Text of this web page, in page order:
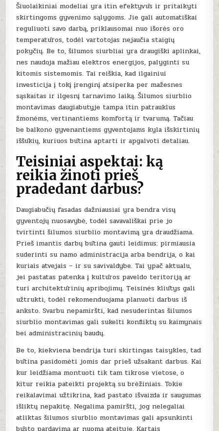
Šiuolaikiniai modeliai yra itin efektyvūs ir pritaikyti
skirtingoms gyvenimo sąlygoms. Jie gali automatiškai
reguliuoti savo darbą, priklausomai nuo išorės oro
temperatūros, todėl vartotojas nejaučia staigių
pokyčių. Be to, šilumos siurbliai yra draugiški aplinkai,
nes naudoja mažiau elektros energijos, palyginti su
kitomis sistemomis. Tai reiškia, kad ilgainiui
investicija į tokį įrenginį atsiperka per mažesnes
sąskaitas ir ilgesnį tarnavimo laiką. Šilumos siurblio
montavimas daugiabutyje tampa itin patrauklus
žmonėms, vertinantiems komfortą ir tvarumą. Tačiau
be balkono gyvenantiems gyventojams kyla išskirtinių
iššūkių, kuriuos būtina aptarti ir apgalvoti detaliau.
Teisiniai aspektai: ką
reikia žinoti prieš
pradedant darbus?
Daugiabučių fasadas dažniausiai yra bendra visų
gyventojų nuosavybė, todėl savavališkai prie jo
tvirtinti šilumos siurblio montavimą yra draudžiama.
Prieš imantis darbų būtina gauti leidimus: pirmiausia
suderinti su namo administracija arba bendrija, o kai
kuriais atvejais – ir su savivaldybe. Tai ypač aktualu,
jei pastatas patenka į kultūros paveldo teritoriją ar
turi architektūrinių apribojimų. Teisinės kliūtys gali
užtrukti, todėl rekomenduojama planuoti darbus iš
anksto. Svarbu nepamiršti, kad nesuderintas šilumos
siurblio montavimas gali sukelti konfliktų su kaimynais
bei administracinių baudų.
Be to, kiekviena bendrija turi skirtingas taisykles, tad
būtina pasidomėti jomis dar prieš užsakant darbus. Kai
kur leidžiama montuoti tik tam tikrose vietose, o
kitur reikia pateikti projektą su brėžiniais. Tokie
reikalavimai užtikrina, kad pastato išvaizda ir saugumas
išliktų nepakitę. Negalima pamiršti, jog nelegaliai
atliktas šilumos siurblio montavimas gali apsunkinti
būsto pardavimą ar nuomą ateityje. Kartais